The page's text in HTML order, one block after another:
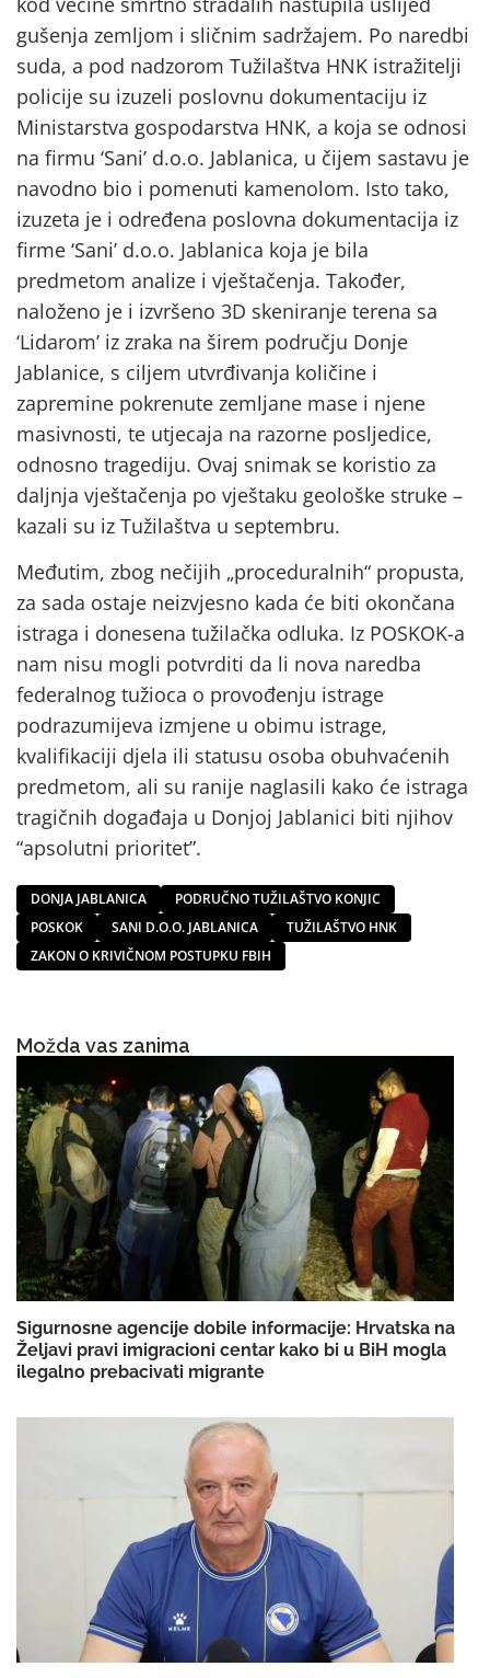
gušenja zemljom i sličnim sadržajem. Po naredbi
suda, a pod nadzorom Tužilaštva HNK istražitelji
policije su izuzeli poslovnu dokumentaciju iz
Ministarstva gospodarstva HNK, a koja se odnosi
na firmu ‘Sani’ d.o.o. Jablanica, u čijem sastavu je
navodno bio i pomenuti kamenolom. Isto tako,
izuzeta je i određena poslovna dokumentacija iz
firme ‘Sani’ d.o.o. Jablanica koja je bila
predmetom analize i vještačenja. Također,
naloženo je i izvršeno 3D skeniranje terena sa
‘Lidarom’ iz zraka na širem području Donje
Jablanice, s ciljem utvrđivanja količine i
zapremine pokrenute zemljane mase i njene
masivnosti, te utjecaja na razorne posljedice,
odnosno tragediju. Ovaj snimak se koristio za
daljnja vještačenja po vještaku geološke struke –
kazali su iz Tužilaštva u septembru.
Međutim, zbog nečijih „proceduralnih“ propusta,
za sada ostaje neizvjesno kada će biti okončana
istraga i donesena tužilačka odluka. Iz POSKOK-a
nam nisu mogli potvrditi da li nova naredba
federalnog tužioca o provođenju istrage
podrazumijeva izmjene u obimu istrage,
kvalifikaciji djela ili statusu osoba obuhvaćenih
predmetom, ali su ranije naglasili kako će istraga
tragičnih događaja u Donjoj Jablanici biti njihov
“apsolutni prioritet”.
DONJA JABLANICA
PODRUČNO TUŽILAŠTVO KONJIC
POSKOK
SANI D.O.O. JABLANICA
TUŽILAŠTVO HNK
ZAKON O KRIVIČNOM POSTUPKU FBIH
Možda vas zanima
Sigurnosne agencije dobile informacije: Hrvatska na
Željavi pravi imigracioni centar kako bi u BiH mogla
ilegalno prebacivati migrante